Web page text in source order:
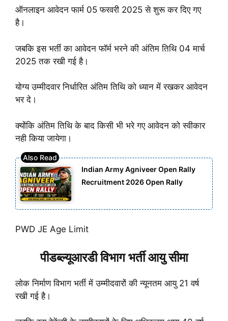
ऑनलाइन आवेदन फार्म 05 फरवरी 2025 से शुरू कर दिए गए
है।
जबकि इस भर्ती का आवेदन फॉर्म भरने की अंतिम तिथि 04 मार्च
2025 तक रखी गई है।
योग्य उम्मीदवार निर्धारित अंतिम तिथि को ध्यान में रखकर आवेदन
भर दे।
क्योंकि अंतिम तिथि के बाद किसी भी भरे गए आवेदन को स्वीकार
नही किया जायेगा।
Indian Army Agniveer Open Rally
Recruitment 2026 Open Rally
PWD JE Age Limit
पीडब्ल्यूआरडी विभाग भर्ती आयु सीमा
लोक निर्माण विभाग भर्ती में उम्मीदवारों की न्यूनतम आयु 21 वर्ष
रखी गई है।